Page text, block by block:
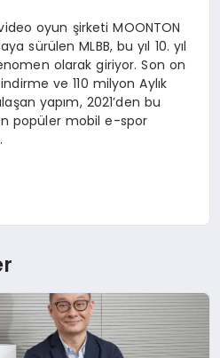
oyun şirketi MOONTON
sürülen MLBB, bu yıl 10. yıl
olarak giriyor. Son on
ve 110 milyon Aylık
yapım, 2021’den bu
popüler mobil e-spor